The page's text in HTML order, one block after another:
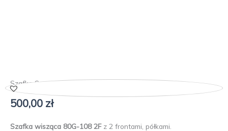
Szafka Szwecja 80G-108 2F
500,00 zł
Szafka wisząca 80G-108 2F z 2 frontami, półkami.